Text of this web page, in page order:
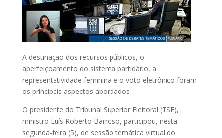
A destinação dos recursos públicos, o
aperfeiçoamento do sistema partidário, a
representatividade feminina e o voto eletrônico foram
os principais aspectos abordados
O presidente do Tribunal Superior Eleitoral (TSE),
ministro Luís Roberto Barroso, participou, nesta
segunda-feira (5), de sessão temática virtual do